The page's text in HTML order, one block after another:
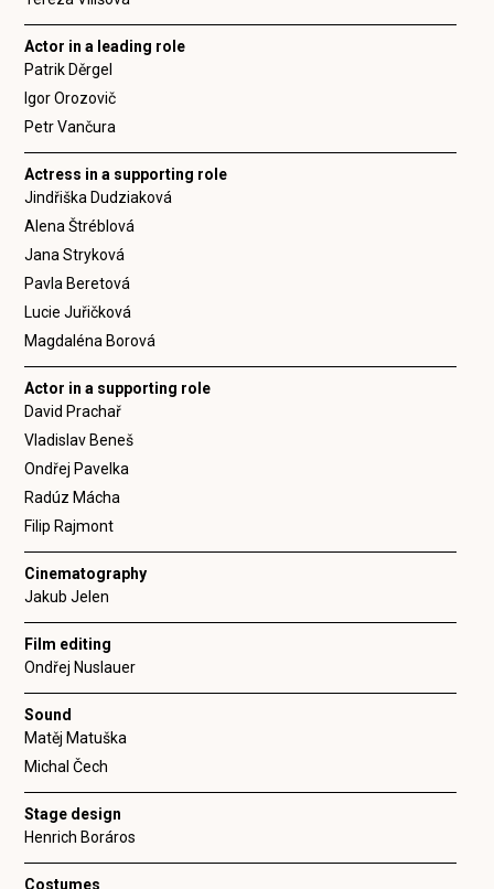
Actor in a leading role
Patrik Děrgel
Igor Orozovič
Petr Vančura
Actress in a supporting role
Jindřiška Dudziaková
Alena Štréblová
Jana Stryková
Pavla Beretová
Lucie Juřičková
Magdaléna Borová
Actor in a supporting role
David Prachař
Vladislav Beneš
Ondřej Pavelka
Radúz Mácha
Filip Rajmont
Cinematography
Jakub Jelen
Film editing
Ondřej Nuslauer
Sound
Matěj Matuška
Michal Čech
Stage design
Henrich Boráros
Costumes